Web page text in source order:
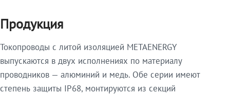
Продукция
Токопроводы с литой изоляцией METAENERGY
выпускаются в двух исполнениях по материалу
проводников — алюминий и медь. Обе серии имеют
степень защиты IP68, монтируются из секций